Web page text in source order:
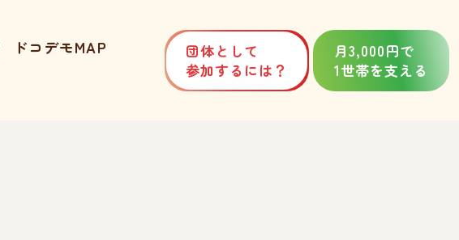
ドコデモMAP
団体として
参加するには？
月3,000円で
1世帯を支える